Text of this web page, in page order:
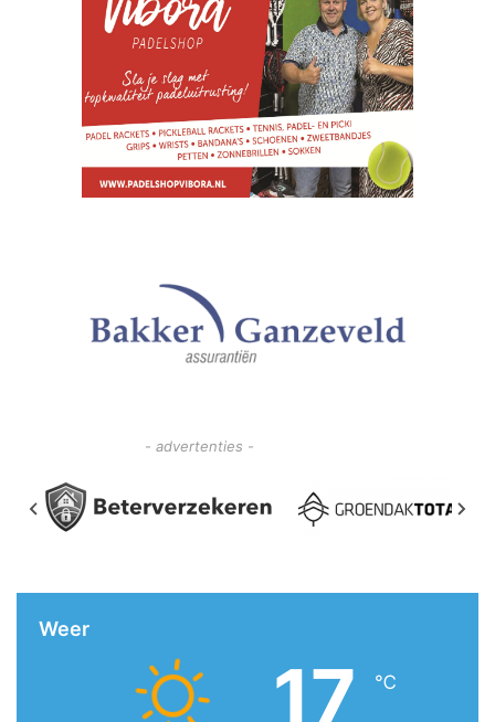
- advertenties -
Weer
17 ℃